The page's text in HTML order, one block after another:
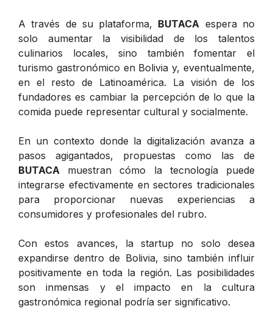
A través de su plataforma, BUTACA espera no
solo aumentar la visibilidad de los talentos
culinarios locales, sino también fomentar el
turismo gastronómico en Bolivia y, eventualmente,
en el resto de Latinoamérica. La visión de los
fundadores es cambiar la percepción de lo que la
comida puede representar cultural y socialmente.
En un contexto donde la digitalización avanza a
pasos agigantados, propuestas como las de
BUTACA muestran cómo la tecnología puede
integrarse efectivamente en sectores tradicionales
para proporcionar nuevas experiencias a
consumidores y profesionales del rubro.
Con estos avances, la startup no solo desea
expandirse dentro de Bolivia, sino también influir
positivamente en toda la región. Las posibilidades
son inmensas y el impacto en la cultura
gastronómica regional podría ser significativo.